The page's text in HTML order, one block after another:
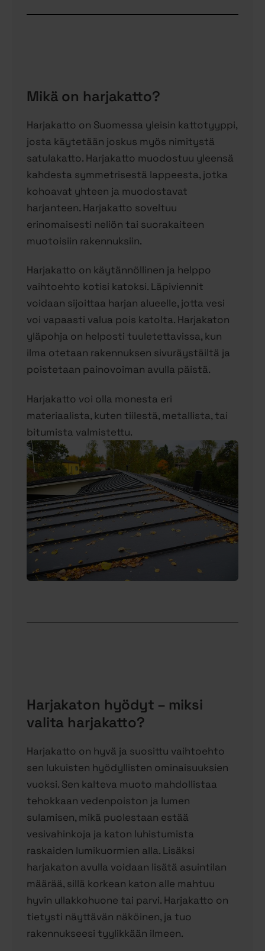
Mikä on harjakatto?
Harjakatto on Suomessa yleisin kattotyyppi,
josta käytetään joskus myös nimitystä
satulakatto. Harjakatto muodostuu yleensä
kahdesta symmetrisestä lappeesta, jotka
kohoavat yhteen ja muodostavat
harjanteen. Harjakatto soveltuu
erinomaisesti neliön tai suorakaiteen
muotoisiin rakennuksiin.
Harjakatto on käytännöllinen ja helppo
vaihtoehto kotisi katoksi. Läpiviennit
voidaan sijoittaa harjan alueelle, jotta vesi
voi vapaasti valua pois katolta. Harjakaton
yläpohja on helposti tuuletettavissa, kun
ilma otetaan rakennuksen sivuräystäiltä ja
poistetaan painovoiman avulla päistä.
Harjakatto voi olla monesta eri
materiaalista, kuten tiilestä, metallista, tai
bitumista valmistettu.
Harjakaton hyödyt – miksi
valita harjakatto?
Harjakatto on hyvä ja suosittu vaihtoehto
sen lukuisten hyödyllisten ominaisuuksien
vuoksi. Sen kalteva muoto mahdollistaa
tehokkaan vedenpoiston ja lumen
sulamisen, mikä puolestaan estää
vesivahinkoja ja katon luhistumista
raskaiden lumikuormien alla. Lisäksi
harjakaton avulla voidaan lisätä asuintilan
määrää, sillä korkean katon alle mahtuu
hyvin ullakkohuone tai parvi. Harjakatto on
tietysti näyttävän näköinen, ja tuo
rakennukseesi tyylikkään ilmeen.